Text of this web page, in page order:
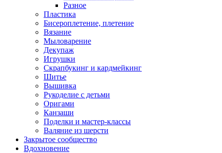
Разное
Пластика
Бисероплетение, плетение
Вязание
Мыловарение
Декупаж
Игрушки
Скрапбукинг и кардмейкинг
Шитье
Вышивка
Рукоделие с детьми
Оригами
Канзаши
Поделки и мастер-классы
Валяние из шерсти
Закрытое сообщество
Вдохновение